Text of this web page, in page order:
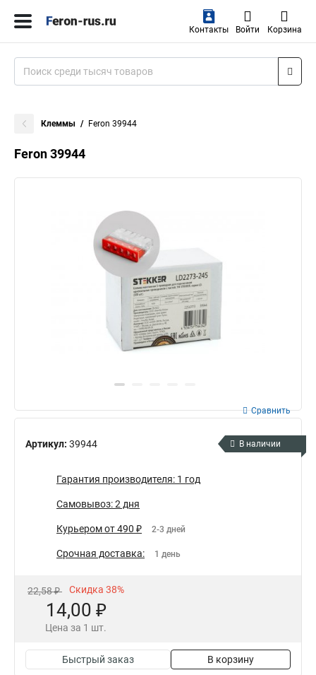
Контакты Войти Корзина
Клеммы Feron 39944
Feron 39944
Артикул: 39944
Сравнить
В наличии
Гарантия производителя: 1 год
Самовывоз: 2 дня
Курьером от 490 ₽ 2-3 дней
Срочная доставка: 1 день
22,58 ₽ Скидка 38%
14,00 ₽
Цена за 1 шт.
Быстрый заказ В корзину